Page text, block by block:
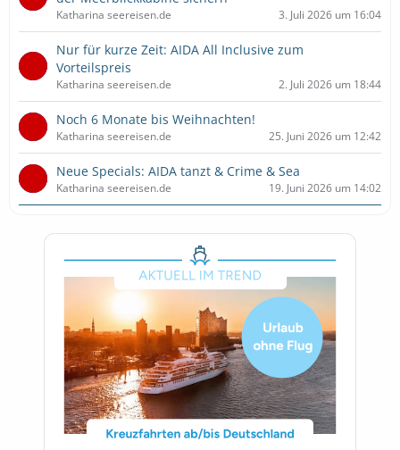
Katharina seereisen.de 3. Juli 2026 um 16:04
Nur für kurze Zeit: AIDA All Inclusive zum
Vorteilspreis
Katharina seereisen.de 2. Juli 2026 um 18:44
Noch 6 Monate bis Weihnachten!
Katharina seereisen.de 25. Juni 2026 um 12:42
Neue Specials: AIDA tanzt & Crime & Sea
Katharina seereisen.de 19. Juni 2026 um 14:02